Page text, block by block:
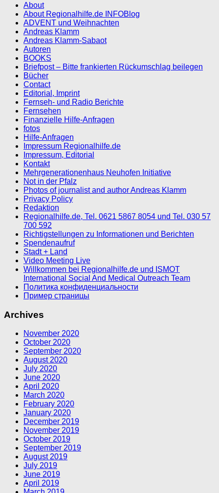
About
About Regionalhilfe.de INFOBlog
ADVENT und Weihnachten
Andreas Klamm
Andreas Klamm-Sabaot
Autoren
BOOKS
Briefpost – Bitte frankierten Rückumschlag beilegen
Bücher
Contact
Editorial, Imprint
Fernseh- und Radio Berichte
Fernsehen
Finanzielle Hilfe-Anfragen
fotos
Hilfe-Anfragen
Impressum Regionalhilfe.de
Impressum, Editorial
Kontakt
Mehrgenerationenhaus Neuhofen Initiative
Not in der Pfalz
Photos of journalist and author Andreas Klamm
Privacy Policy
Redaktion
Regionalhilfe.de, Tel. 0621 5867 8054 und Tel. 030 57
700 592
Richtigstellungen zu Informationen und Berichten
Spendenaufruf
Stadt + Land
Video Meeting Live
Willkommen bei Regionalhilfe.de und ISMOT
International Social And Medical Outreach Team
Политика конфиденциальности
Пример страницы
Archives
November 2020
October 2020
September 2020
August 2020
July 2020
June 2020
April 2020
March 2020
February 2020
January 2020
December 2019
November 2019
October 2019
September 2019
August 2019
July 2019
June 2019
April 2019